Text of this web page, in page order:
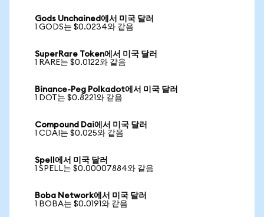
Gods Unchained에서 미국 달러
1 GODS는 $0.0234와 같음
SuperRare Token에서 미국 달러
1 RARE는 $0.0122와 같음
Binance-Peg Polkadot에서 미국 달러
1 DOT는 $0.8221와 같음
Compound Dai에서 미국 달러
1 CDAI는 $0.025와 같음
Spell에서 미국 달러
1 SPELL는 $0.00007884와 같음
Boba Network에서 미국 달러
1 BOBA는 $0.0191와 같음